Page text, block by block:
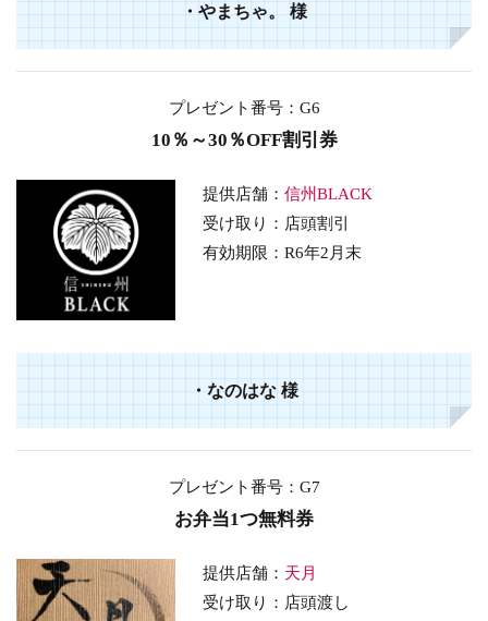
・やまちゃ。様
プレゼント番号：G6
10％～30％OFF割引券
提供店舗：信州BLACK
受け取り：店頭割引
有効期限：R6年2月末
・なのはな様
プレゼント番号：G7
お弁当1つ無料券
提供店舗： 天月
受け取り：店頭渡し